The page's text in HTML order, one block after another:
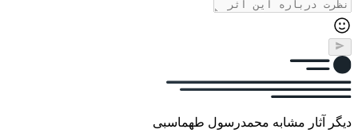
دیگر آثار مشابه محمدرسول طهماسبی